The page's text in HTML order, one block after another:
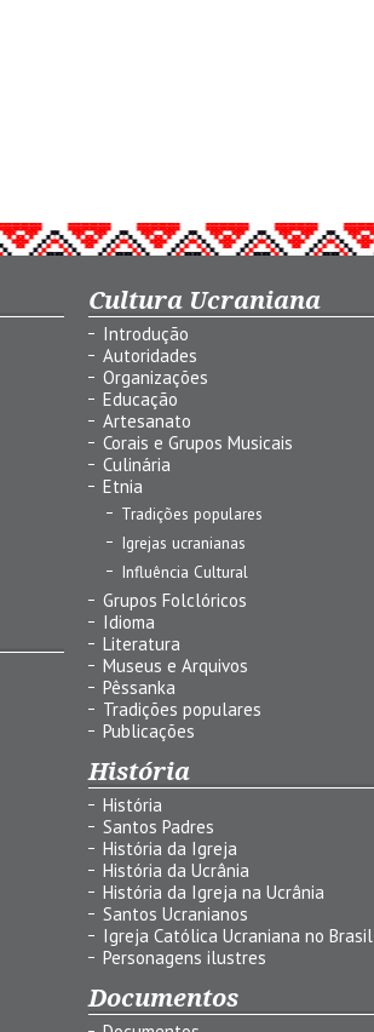
Cultura Ucraniana
Introdução
Autoridades
Organizações
Educação
Artesanato
Corais e Grupos Musicais
Culinária
Etnia
Tradições populares
Igrejas ucranianas
Influência Cultural
Grupos Folclóricos
Idioma
Literatura
Museus e Arquivos
Pêssanka
Tradições populares
Publicações
História
História
Santos Padres
História da Igreja
História da Ucrânia
História da Igreja na Ucrânia
Santos Ucranianos
Igreja Católica Ucraniana no Brasil
Personagens ilustres
Documentos